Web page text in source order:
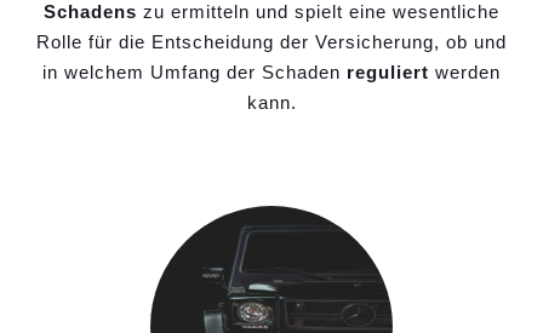
Schadens zu ermitteln und spielt eine wesentliche
Rolle für die Entscheidung der Versicherung, ob und
in welchem Umfang der Schaden reguliert werden
kann.